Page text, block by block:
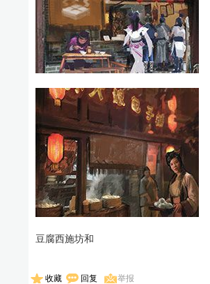
豆腐西施坊和
收藏 回复
举报